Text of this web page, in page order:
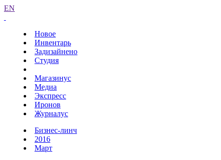
EN
Новое
Инвентарь
Задизайнено
Студия
Магазинус
Медиа
Экспресс
Иронов
Журналус
Бизнес-линч
2016
Март